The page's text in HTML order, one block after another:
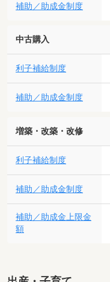
補助／助成金制度
中古購入
利子補給制度
補助／助成金制度
増築・改築・改修
利子補給制度
補助／助成金制度
補助／助成金上限金
額